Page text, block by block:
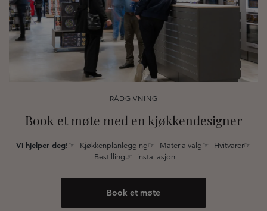
RÅDGIVNING
Book et møte med en kjøkkendesigner
Vi hjelper deg!☞ Kjøkkenplanlegging☞ Materialvalg☞ Hvitvarer☞
Bestilling☞ installasjon
Book et møte